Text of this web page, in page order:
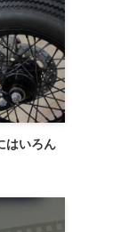
はいろん